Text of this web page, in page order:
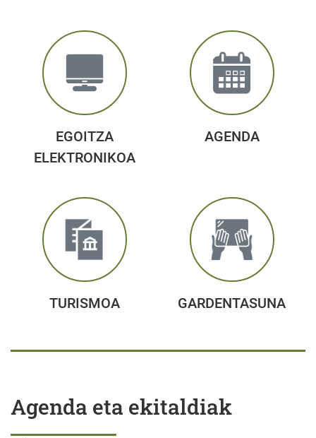
EGOITZA
ELEKTRONIKOA
AGENDA
TURISMOA GARDENTASUNA
Agenda eta ekitaldiak